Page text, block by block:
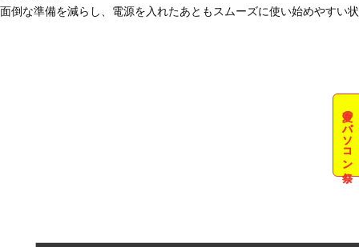
夏のパソコン祭
面倒な準備を減らし、電源を入れたあともスムーズに使い始めやすい